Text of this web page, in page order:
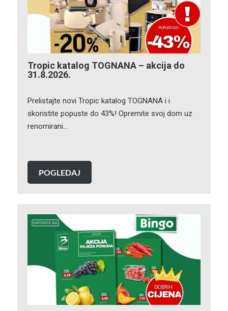
Tropic katalog TOGNANA – akcija do
31.8.2026.
Prelistajte novi Tropic katalog TOGNANA i i
skoristite popuste do 43%! Opremite svoj dom uz
renomirani…
POGLEDAJ